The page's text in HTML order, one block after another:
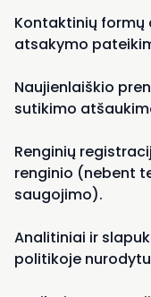
Kontaktinių formų
atsakymo
Naujienlaiškio
sutikimo
Renginių
renginio (nebent
saugojimo).
Analitiniai ir
politikoje